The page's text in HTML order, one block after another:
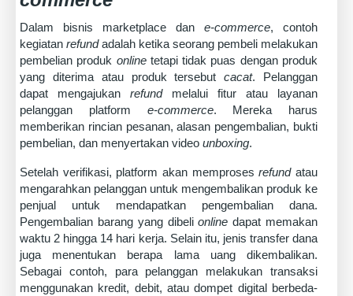
Dalam bisnis marketplace dan e-commerce, contoh
kegiatan refundadalah ketika seorang pembeli melakukan
pembelian produk onlinetetapi tidak puas dengan produk
yang diterima atau produk tersebutcacat. Pelanggan
dapat mengajukan refundmelalui fitur atau layanan
pelanggan platform e-commerce. Mereka harus
memberikan rincian pesanan, alasan pengembalian, bukti
pembelian, dan menyertakan video unboxing.
Setelah verifikasi, platform akan memprosesrefundatau
mengarahkan pelanggan untuk mengembalikan produk ke
penjual untuk mendapatkan pengembalian dana.
Pengembalian barang yang dibelionline dapat memakan
waktu 2 hingga 14 hari kerja. Selain itu, jenis transfer dana
juga menentukan berapa lama uang dikembalikan.
Sebagai contoh, para pelanggan melakukan transaksi
menggunakan kredit, debit, atau dompet digital berbeda-